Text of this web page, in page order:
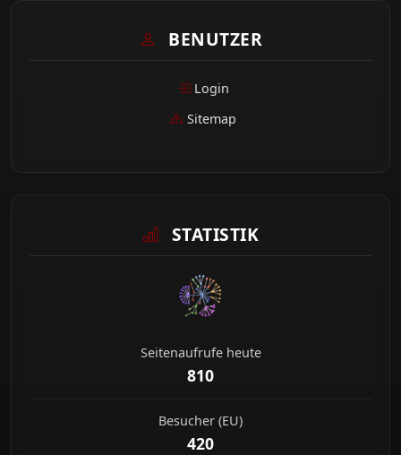
BENUTZER
Login
Sitemap
STATISTIK
Seitenaufrufe heute
810
Besucher (EU)
420